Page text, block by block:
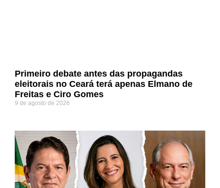
Primeiro debate antes das propagandas
eleitorais no Ceará terá apenas Elmano de
Freitas e Ciro Gomes
9 de agosto de 2026